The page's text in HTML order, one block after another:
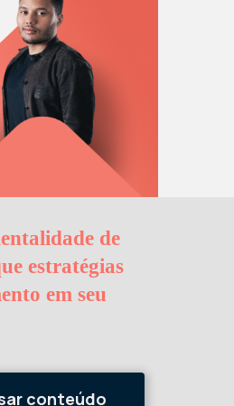
de
estratégias
em seu
conteúdo